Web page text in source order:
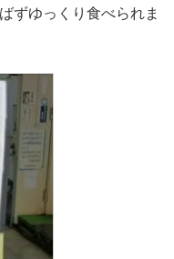
ずゆっくり食べられま